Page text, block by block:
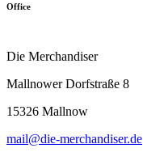
Office
Die Merchandiser
Mallnower Dorfstraße 8
15326 Mallnow
mail@die-merchandiser.de